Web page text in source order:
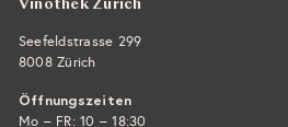
Vinothek Zürich
Seefeldstrasse 299
8008 Zürich
Öffnungszeiten
Mo – FR: 10 – 18:30